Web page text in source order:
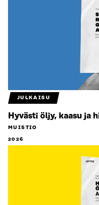
JULKAISU
Hyvästi öljy, kaasu ja
MUISTIO
2026